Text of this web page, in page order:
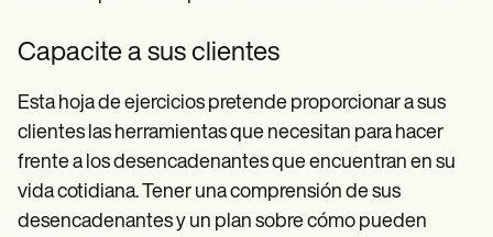
Capacite a sus clientes
Esta hoja de ejercicios pretende proporcionar a sus
clientes las herramientas que necesitan para hacer
frente a los desencadenantes que encuentran en su
vida cotidiana. Tener una comprensión de sus
desencadenantes y un plan sobre cómo pueden